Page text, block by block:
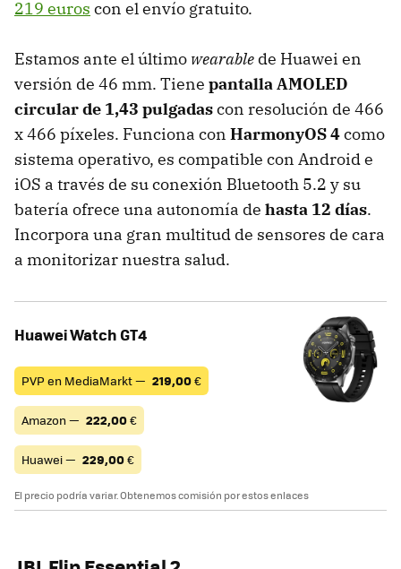
219 euros con el envío gratuito.
Estamos ante el último wearable de Huawei en
versión de 46 mm. Tiene pantalla AMOLED
circular de 1,43 pulgadascon resolución de 466
x 466 píxeles. Funciona con HarmonyOS 4como
sistema operativo, es compatible con Android e
iOS a través de su conexión Bluetooth 5.2 y su
batería ofrece una autonomía de hasta 12 días.
Incorpora una gran multitud de sensores de cara
a monitorizar nuestra salud.
Huawei Watch GT4
PVP en MediaMarkt — 219,00€
Amazon — 222,00€
Huawei — 229,00€
El precio podría variar. Obtenemos comisión por estos enlaces